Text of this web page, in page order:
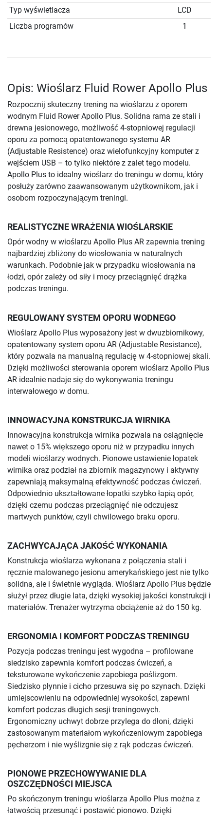
Typ wyświetlacza
LCD
Liczba programów
1
Opis: Wioślarz Fluid Rower Apollo Plus
Rozpocznij skuteczny trening na wioślarzu z oporem
wodnym Fluid Rower Apollo Plus. Solidna rama ze stali i
drewna jesionowego, możliwość 4-stopniowej regulacji
oporu za pomocą opatentowanego systemu AR
(Adjustable Resistence) oraz wielofunkcyjny komputer z
wejściem USB – to tylko niektóre z zalet tego modelu.
Apollo Plus to idealny wioślarz do treningu w domu, który
posłuży zarówno zaawansowanym użytkownikom, jak i
osobom rozpoczynającym treningi.
REALISTYCZNE WRAŻENIA WIOŚLARSKIE
Opór wodny w wioślarzu Apollo Plus AR zapewnia trening
najbardziej zbliżony do wiosłowania w naturalnych
warunkach. Podobnie jak w przypadku wiosłowania na
łodzi, opór zależy od siły i mocy przeciągnięć drążka
podczas treningu.
REGULOWANY SYSTEM OPORU WODNEGO
Wioślarz Apollo Plus wyposażony jest w dwuzbiornikowy,
opatentowany system oporu AR (Adjustable Resistance),
który pozwala na manualną regulację w 4-stopniowej skali.
Dzięki możliwości sterowania oporem wioślarz Apollo Plus
AR idealnie nadaje się do wykonywania treningu
interwałowego w domu.
INNOWACYJNA KONSTRUKCJA WIRNIKA
Innowacyjna konstrukcja wirnika pozwala na osiągnięcie
nawet o 15% większego oporu niż w przypadku innych
modeli wioślarzy wodnych. Pionowe ustawienie łopatek
wirnika oraz podział na zbiornik magazynowy i aktywny
zapewniają maksymalną efektywność podczas ćwiczeń.
Odpowiednio ukształtowane łopatki szybko łapią opór,
dzięki czemu podczas przeciągnięć nie odczujesz
martwych punktów, czyli chwilowego braku oporu.
ZACHWYCAJĄCA JAKOŚĆ WYKONANIA
Konstrukcja wioślarza wykonana z połączenia stali i
ręcznie malowanego jesionu amerykańskiego jest nie tylko
solidna, ale i świetnie wygląda. Wioślarz Apollo Plus będzie
służył przez długie lata, dzięki wysokiej jakości konstrukcji i
materiałów. Trenażer wytrzyma obciążenie aż do 150 kg.
ERGONOMIA I KOMFORT PODCZAS TRENINGU
Pozycja podczas treningu jest wygodna – profilowane
siedzisko zapewnia komfort podczas ćwiczeń, a
teksturowane wykończenie zapobiega poślizgom.
Siedzisko płynnie i cicho przesuwa się po szynach. Dzięki
umiejscowieniu na odpowiedniej wysokości, zapewni
komfort podczas długich sesji treningowych.
Ergonomiczny uchwyt dobrze przylega do dłoni, dzięki
zastosowanym materiałom wykończeniowym zapobiega
pęcherzom i nie wyślizgnie się z rąk podczas ćwiczeń.
PIONOWE PRZECHOWYWANIE DLA
OSZCZĘDNOŚCI MIEJSCA
Po skończonym treningu wioślarza Apollo Plus można z
łatwością przesunąć i postawić pionowo. Dzięki